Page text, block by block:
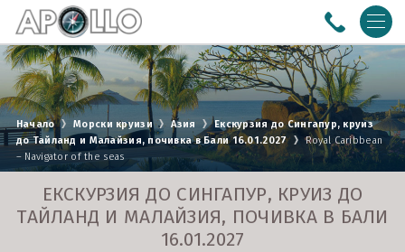
ПОЧИВКИ
Почивки със собствен транспорт
Почивки с автобус
Почивки със самолет
ЕКСКУРЗИИ
Азия
Америка
Африка
МОРСКИ КРУИЗИ
Австралия и Нова Зеландия
Адриатическо море
РЕЧНИ КРУИЗИ
B2B LOGIN
Начало Морски круизи Азия
Екскурзия до Сингапур, круиз
до Тайланд и Малайзия, почивка в Бали 16.01.2027
Royal Caribbean
– Navigator of the seas
ЕКСКУРЗИЯ ДО СИНГАПУР, КРУИЗ ДО
ТАЙЛАНД И МАЛАЙЗИЯ, ПОЧИВКА В БАЛИ
16.01.2027